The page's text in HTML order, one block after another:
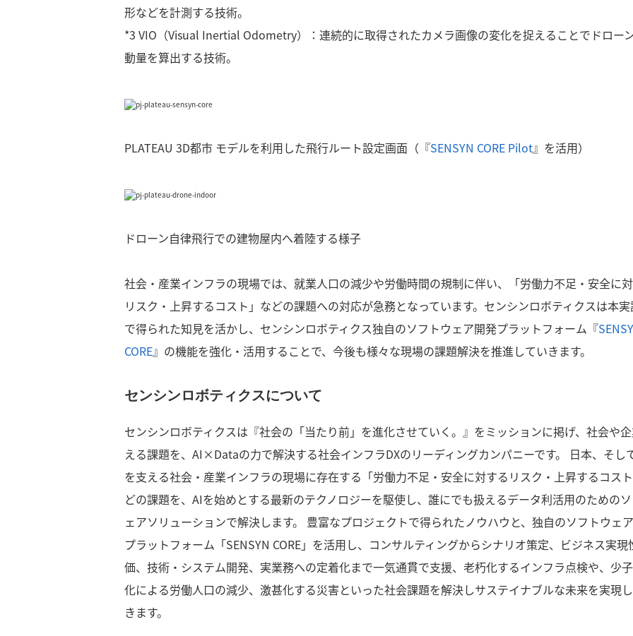
形などを計測する技術。
*3 VIO（Visual Inertial Odometry）：連続的に取得されたカメラ画像の変化を捉えることでドロー
動量を算出する技術。
PLATEAU 3D都市 モデルを利用した飛行ルート設定画面（『SENSYN CORE Pilot』を活用）
ドローン自律飛行での建物屋内へ着陸する様子
社会・産業インフラの現場では、就業人口の減少や労働時間の規制に伴い、「労働力不足・安全に
リスク・上昇するコスト」などの課題への対応が急務となっています。センシンロボティクスは本
で得られた知見を活かし、センシンロボティクス独自のソフトウェア開発プラットフォーム『
CORE』の機能を強化・活用することで、今後も様々な現場の課題解決を推進していきます。
センシンロボティクスについて
センシンロボティクスは『社会の「当たり前」を進化させていく。』をミッションに掲げ、社会や
える課題を、AI×Dataの力で解決する社会インフラDXのリーディングカンパニーです。 日本、そし
を支える社会・産業インフラの現場に存在する「労働力不足・安全に対するリスク・上昇するコス
どの課題を、AIを始めとする最新のテクノロジーを駆使し、誰にでも扱えるデータ利活用のための
ェアソリューションで解決します。 豊富なプロジェクトで得られたノウハウと、独自のソフトウェ
プラットフォーム「SENSYN CORE」を活用し、コンサルティングからシナリオ策定、ビジネス実現
価、技術・システム開発、実業務への定着化まで一気通貫で支援、老朽化するインフラ点検や、少
化による労働人口の減少、激甚化する災害といった社会課題を解決しサステイナブルな未来を実現
きます。